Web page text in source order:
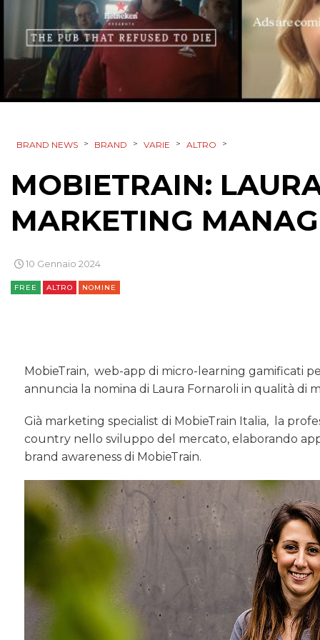
BRAND NEWS > BRAND > VARIE > ALTRO >
MOBIETRAIN:
MARKETING
10 Gennaio 2024
FREE ALTRO NOMINE
MobieTrain, web-app di micro-learning gamificati
annuncia la nomina di Laura Fornaroli in qualità di
Già marketing specialist di MobieTrain Italia, la
country nello sviluppo del mercato, elaborando
brand awareness di MobieTrain.